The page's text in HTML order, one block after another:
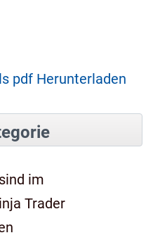
pdf Herunterladen
im
Trader